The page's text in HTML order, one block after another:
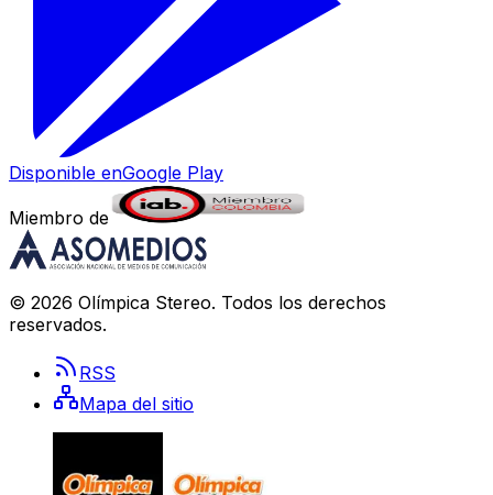
Disponible enGoogle Play
Miembro de
© 2026 Olímpica Stereo. Todos los derechos
reservados.
RSS
Mapa del sitio